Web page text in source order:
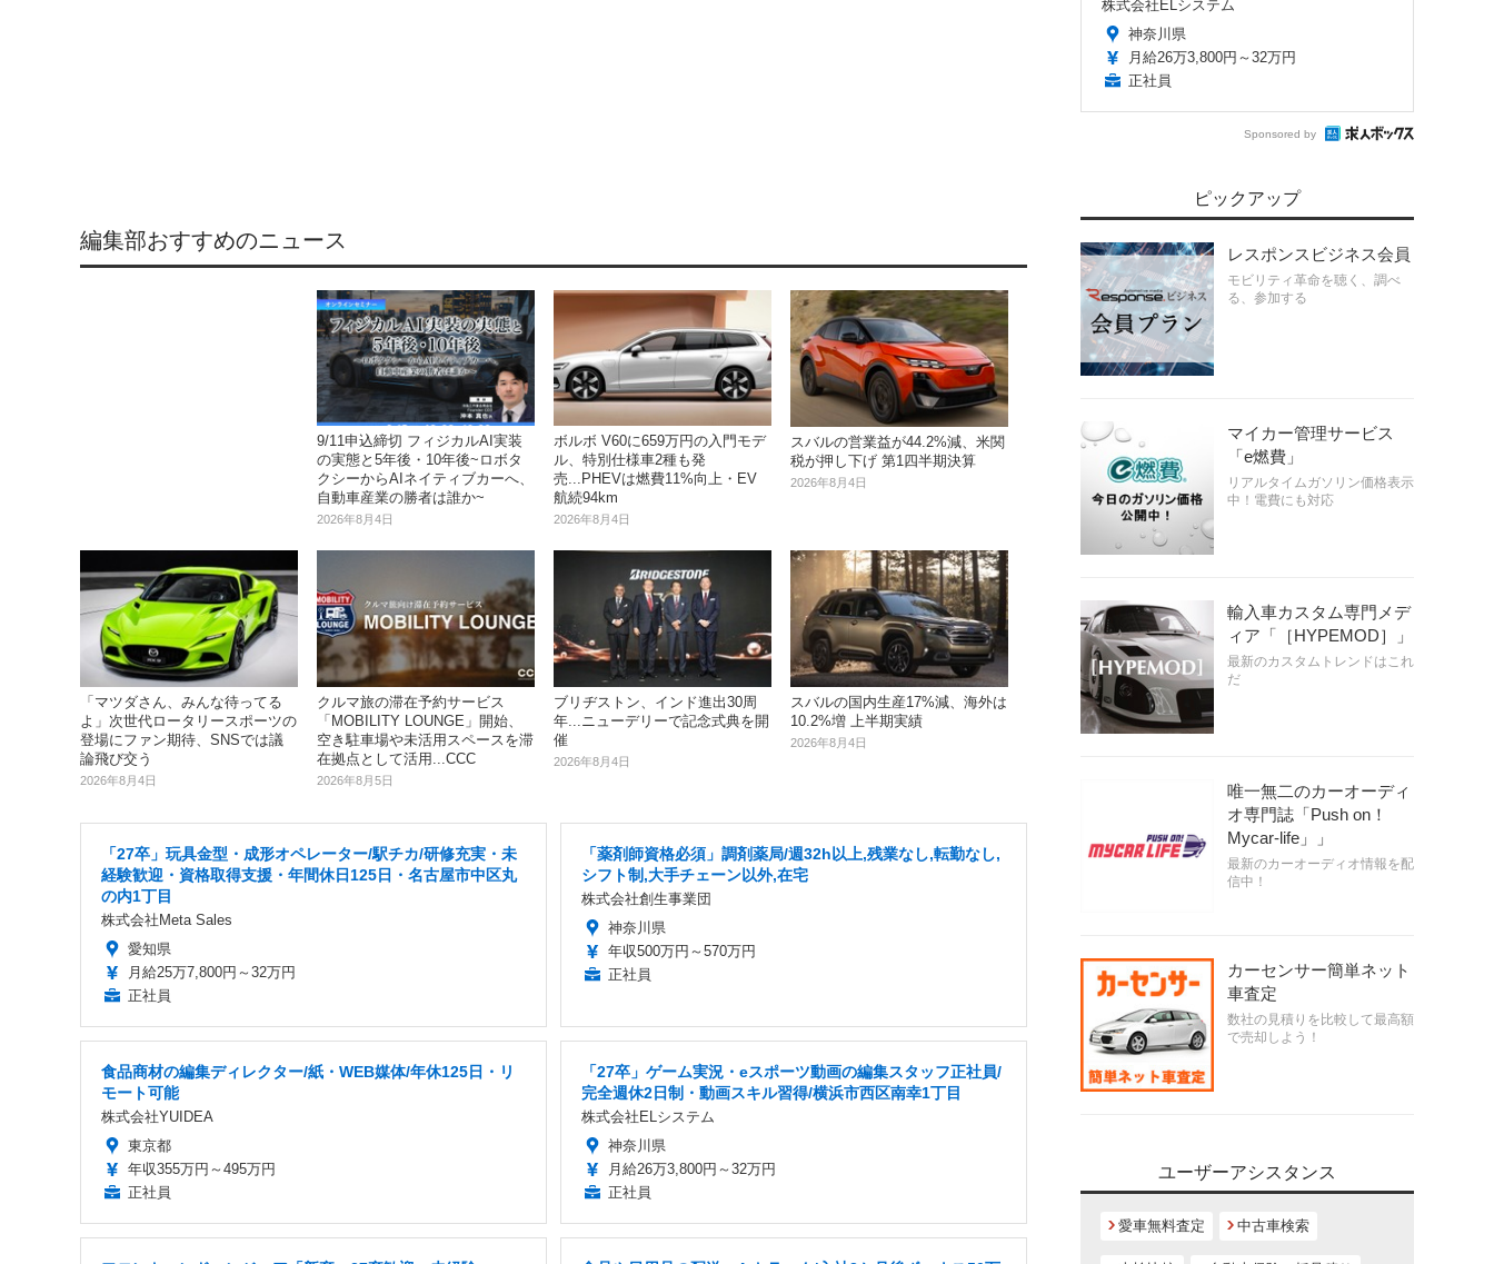
編集部おすすめのニュース
9/11申込締切 フィジカルAI実装
の実態と5年後・10年後~ロボタ
クシーからAIネイティブカーへ、
自動車産業の勝者は誰か~
2026年8月4日
ボルボ V60に659万円の入門モデ
ル、特別仕様車2種も発
売...PHEVは燃費11%向上・EV
航続94km
2026年8月4日
スバルの営業益が44.2%減、米関
税が押し下げ 第1四半期決算
2026年8月4日
「マツダさん、みんな待ってる
よ」次世代ロータリースポーツの
登場にファン期待、SNSでは議
論飛び交う
2026年8月4日
クルマ旅の滞在予約サービス
「MOBILITY LOUNGE」開始、
空き駐車場や未活用スペースを滞
在拠点として活用...CCC
2026年8月5日
ブリヂストン、インド進出30周
年...ニューデリーで記念式典を開
催
2026年8月4日
スバルの国内生産17%減、海外は
10.2%増 上半期実績
2026年8月4日
「27卒」玩具金型・成形オペレーター/駅チカ/研修充実・未
経験歓迎・資格取得支援・年間休日125日・名古屋市中区丸
の内1丁目
株式会社Meta Sales
愛知県
月給25万7,800円～32万円
正社員
「薬剤師資格必須」調剤薬局/週32h以上,残業なし,転勤なし,
シフト制,大手チェーン以外,在宅
株式会社創生事業団
神奈川県
年収500万円～570万円
正社員
食品商材の編集ディレクター/紙・WEB媒体/年休125日・リ
モート可能
株式会社YUIDEA
東京都
年収355万円～495万円
正社員
「27卒」ゲーム実況・eスポーツ動画の編集スタッフ正社員/
完全週休2日制・動画スキル習得/横浜市西区南幸1丁目
株式会社ELシステム
神奈川県
月給26万3,800円～32万円
正社員
株式会社ELシステム
神奈川県
月給26万3,800円～32万円
正社員
Sponsored by
ピックアップ
レスポンスビジネス会員
モビリティ革命を聴く、調べ
る、参加する
マイカー管理サービス
「e燃費」
リアルタイムガソリン価格表示
中！電費にも対応
輸入車カスタム専門メデ
ィア「［HYPEMOD］」
最新のカスタムトレンドはこれ
だ
唯一無二のカーオーディ
オ専門誌「Push on！
Mycar-life」」
最新のカーオーディオ情報を配
信中！
カーセンサー簡単ネット
車査定
数社の見積りを比較して最高額
で売却しよう！
ユーザーアシスタンス
愛車無料査定 中古車検索